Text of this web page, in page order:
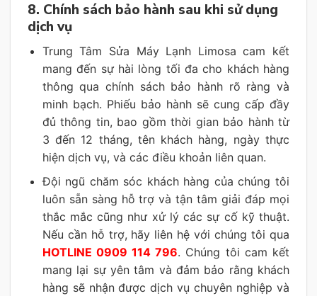
8. Chính sách bảo hành sau khi sử dụng
dịch vụ
Trung Tâm Sửa Máy Lạnh Limosa cam kết
mang đến sự hài lòng tối đa cho khách hàng
thông qua chính sách bảo hành rõ ràng và
minh bạch. Phiếu bảo hành sẽ cung cấp đầy
đủ thông tin, bao gồm thời gian bảo hành từ
3 đến 12 tháng, tên khách hàng, ngày thực
hiện dịch vụ, và các điều khoản liên quan.
Đội ngũ chăm sóc khách hàng của chúng tôi
luôn sẵn sàng hỗ trợ và tận tâm giải đáp mọi
thắc mắc cũng như xử lý các sự cố kỹ thuật.
Nếu cần hỗ trợ, hãy liên hệ với chúng tôi qua
HOTLINE 0909 114 796. Chúng tôi cam kết
mang lại sự yên tâm và đảm bảo rằng khách
hàng sẽ nhận được dịch vụ chuyên nghiệp và